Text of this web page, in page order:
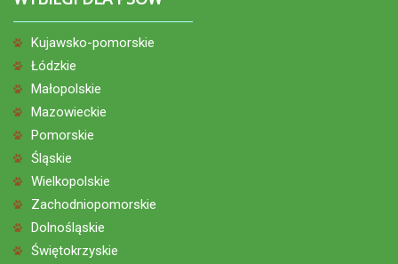
Kujawsko-pomorskie
Łódzkie
Małopolskie
Mazowieckie
Pomorskie
Śląskie
Wielkopolskie
Zachodniopomorskie
Dolnośląskie
Świętokrzyskie